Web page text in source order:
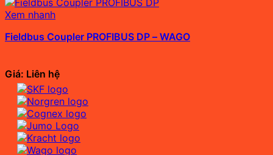
Xem nhanh
Fieldbus Coupler PROFIBUS DP – WAGO
Giá: Liên hệ